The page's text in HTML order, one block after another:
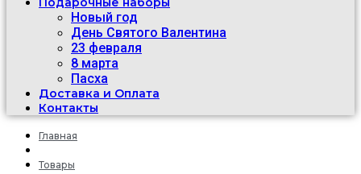
Новый год
День Святого Валентина
23 февраля
8 марта
Пасха
Доставка и Оплата
Контакты
Главная
Товары